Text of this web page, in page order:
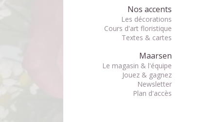
Nos accents
Les décorations
Cours d'art floristique
Textes & cartes
Maarsen
Le magasin & l'équipe
Jouez & gagnez
Newsletter
Plan d'accès